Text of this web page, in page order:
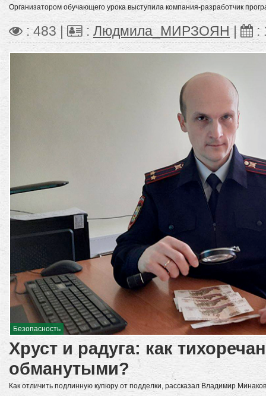
Организатором обучающего урока выступила компания-разработчик
: 483 | : Людмила_МИРЗОЯН | :
Безопасность
Хруст и радуга: как
обманутыми?
Как отличить подлинную купюру от подделки, рассказал Владимир